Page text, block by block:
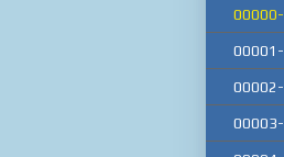
00000-
00001-
00002-
00003-